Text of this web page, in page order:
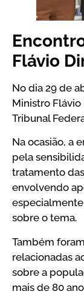
Flávio
No dia 29 de
Ministro Flávio
Tribunal
Na ocasião, a
pela
tratamento
envolvendo
sobre o tema.
Também
relacionadas
sobre a
mais de 80